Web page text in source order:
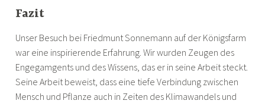
Fazit
Unser Besuch bei Friedmunt Sonnemann auf der Königsfarm
war eine inspirierende Erfahrung. Wir wurden Zeugen des
Engegamgents und des Wissens, das er in seine Arbeit steckt.
Seine Arbeit beweist, dass eine tiefe Verbindung zwischen
Mensch und Pflanze auch in Zeiten des Klimawandels und